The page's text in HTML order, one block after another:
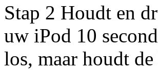
Stap 2 Houdt en
uw iPod 10
los, maar houdt